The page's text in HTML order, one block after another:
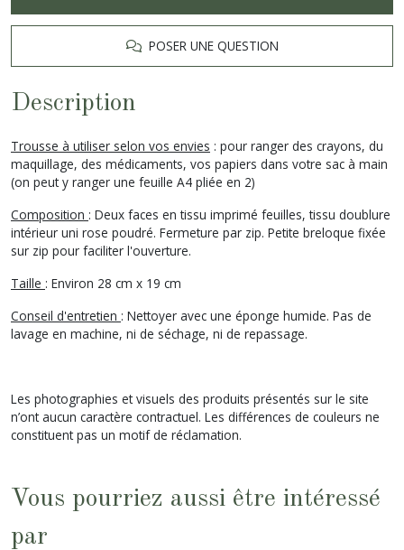
POSER UNE QUESTION
Description
Trousse à utiliser selon vos envies : pour ranger des crayons, du
maquillage, des médicaments, vos papiers dans votre sac à main
(on peut y ranger une feuille A4 pliée en 2)
Composition : Deux faces en tissu imprimé feuilles, tissu doublure
intérieur uni rose poudré. Fermeture par zip. Petite breloque fixée
sur zip pour faciliter l'ouverture.
Taille : Environ 28 cm x 19 cm
Conseil d'entretien : Nettoyer avec une éponge humide. Pas de
lavage en machine, ni de séchage, ni de repassage.
Les photographies et visuels des produits présentés sur le site
n’ont aucun caractère contractuel. Les différences de couleurs ne
constituent pas un motif de réclamation.
Vous pourriez aussi être intéressé
par